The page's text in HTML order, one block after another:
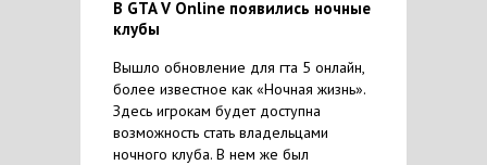
В GTA V Online появились ночные
клубы
Вышло обновление для гта 5 онлайн,
более известное как «Ночная жизнь».
Здесь игрокам будет доступна
возможность стать владельцами
ночного клуба. В нем же был